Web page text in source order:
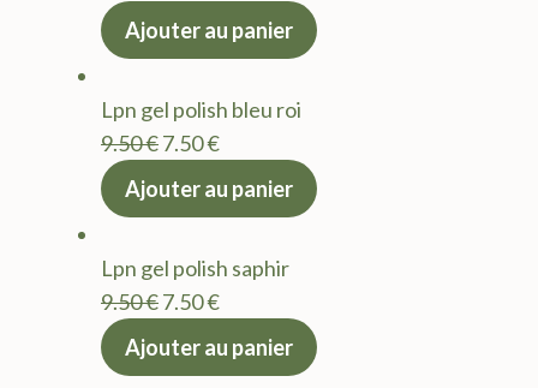
prix
9.50 €.
actuel
7.50 €.
Ajouter au panier
Lpn gel polish bleu roi
9.50€Le
prix
9.50 €.
7.50€Le
actuel
7.50 €.
Ajouter au panier
Lpn gel polish saphir
9.50€Le
prix
7.50€Le
actuel
Ajouter au panier